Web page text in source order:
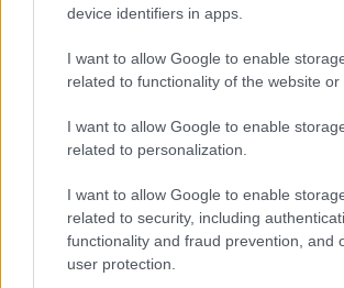
device identifiers in apps.
I want to allow Google to enable
related to functionality of the website or
I want to allow Google to enable
related to personalization.
I want to allow Google to enable
related to security, including
functionality and fraud prevention, and
user protection.
🇧🇬 | Eski Bulgaristan Futbol
Federasyonu Başkanı, 1994
Kupası’nda milli takımın
koruyan Borislav Mihaylov, 63
yaşında hayatını kaybetti.
— Balkan Futbolu
March 31, 2026